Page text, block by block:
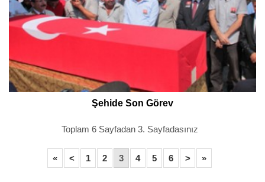
Şehide Son Görev
Toplam 6 Sayfadan 3. Sayfadasınız
« < 1 2 3 4 5 6 > »